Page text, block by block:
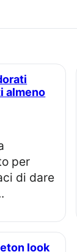
almeno
per
di dare